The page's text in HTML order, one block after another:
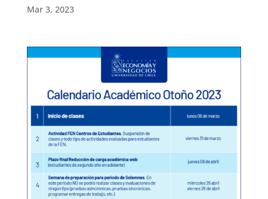
Mar 3, 2023